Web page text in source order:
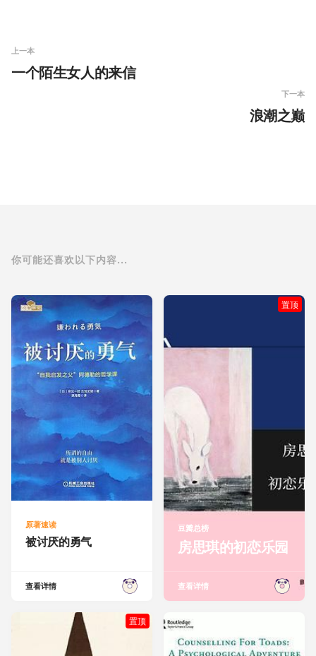
上一本
一个陌生女人的来信
下一本
浪潮之巅
你可能还喜欢以下内容...
原著速读
被讨厌的勇气
查看详情
置顶
豆瓣总榜
房思琪的初恋乐园
查看详情
置顶